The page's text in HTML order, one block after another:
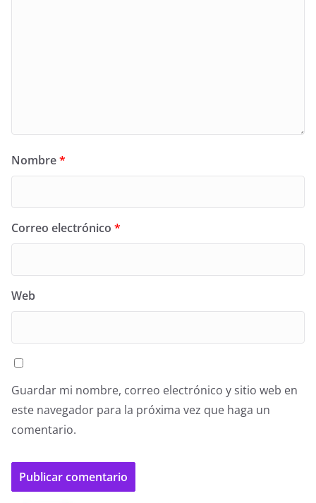
Nombre*
Correo electrónico *
Web
Guardar mi nombre, correo electrónico y sitio web en
este navegador para la próxima vez que haga un
comentario.